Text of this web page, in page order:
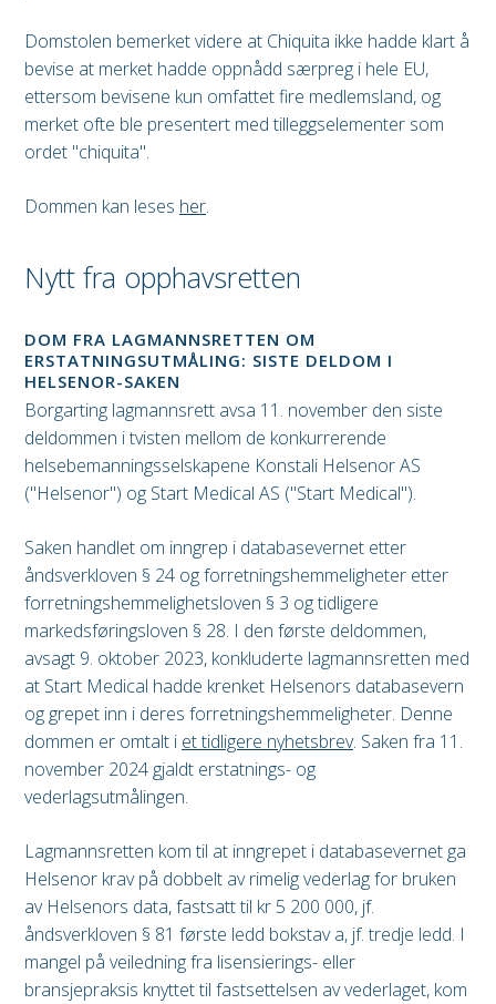
Domstolen bemerket videre at Chiquita ikke hadde klart å
bevise at merket hadde oppnådd særpreg i hele EU,
ettersom bevisene kun omfattet fire medlemsland, og
merket ofte ble presentert med tilleggselementer som
ordet "chiquita".
Dommen kan leses her.
Nytt fra opphavsretten
DOM FRA LAGMANNSRETTEN OM
ERSTATNINGSUTMÅLING: SISTE DELDOM I
HELSENOR-SAKEN
Borgarting lagmannsrett avsa 11. november den siste
deldommen i tvisten mellom de konkurrerende
helsebemanningsselskapene Konstali Helsenor AS
("Helsenor") og Start Medical AS ("Start Medical").
Saken handlet om inngrep i databasevernet etter
åndsverkloven § 24 og forretningshemmeligheter etter
forretningshemmelighetsloven § 3 og tidligere
markedsføringsloven § 28. I den første deldommen,
avsagt 9. oktober 2023, konkluderte lagmannsretten med
at Start Medical hadde krenket Helsenors databasevern
og grepet inn i deres forretningshemmeligheter. Denne
dommen er omtalt i et tidligere nyhetsbrev. Saken fra 11.
november 2024 gjaldt erstatnings- og
vederlagsutmålingen.
Lagmannsretten kom til at inngrepet i databasevernet ga
Helsenor krav på dobbelt av rimelig vederlag for bruken
av Helsenors data, fastsatt til kr 5 200 000, jf.
åndsverkloven § 81 første ledd bokstav a, jf. tredje ledd. I
mangel på veiledning fra lisensierings- eller
bransjepraksis knyttet til fastsettelsen av vederlaget, kom